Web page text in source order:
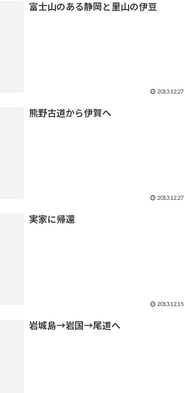
富士山のある静岡と里山の伊豆
2013.12.27
熊野古道から伊賀へ
2013.12.27
実家に帰還
2013.12.15
岩城島→岩国→尾道へ